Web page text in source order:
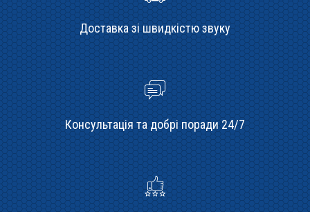
Доставка зі швидкістю звуку
Консультація та добрі поради 24/7